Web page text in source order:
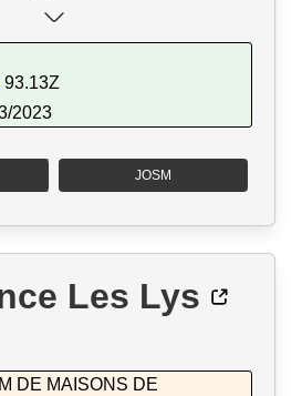
93.13Z
2023
JOSM
Les Lys
DE MAISONS DE